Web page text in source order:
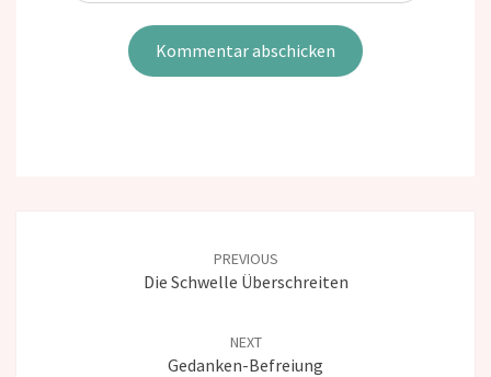
PREVIOUS
Die Schwelle Überschreiten
NEXT
Gedanken-Befreiung